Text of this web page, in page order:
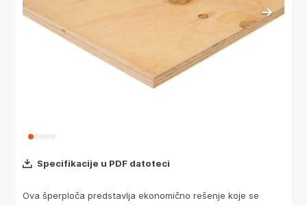
Specifikacije u PDF datoteci
Ova šperploča predstavlja ekonomično rešenje koje se